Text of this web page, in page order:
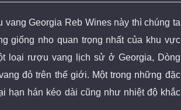
vang Georgia Reb Wines này thì chúng ta
giống nho quan trọng nhất của khu vực
loại rượu vang lịch sử ở Georgia, Dòng
đỏ trên thế giới. Một trong những đặc
hạn hán kéo dài cũng như nhiệt độ khắc